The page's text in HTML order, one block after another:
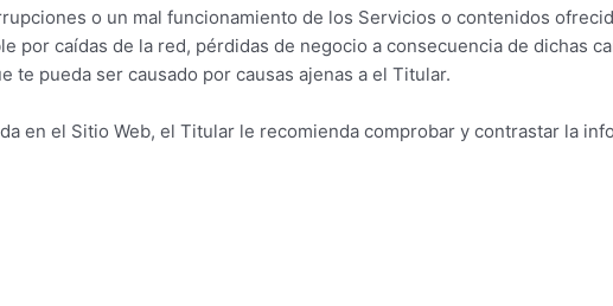
o un mal funcionamiento de los Servicios o contenidos
por caídas de la red, pérdidas de negocio a consecuencia de dichas
pueda ser causado por causas ajenas a el Titular.
en el Sitio Web, el Titular le recomienda comprobar y contrastar la